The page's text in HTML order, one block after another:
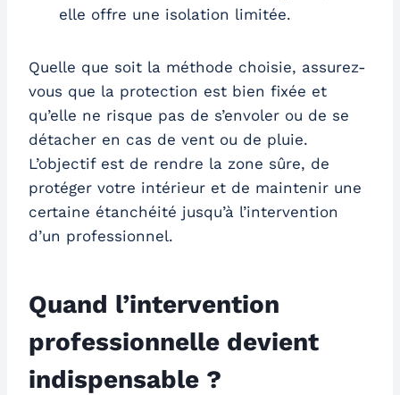
elle offre une isolation limitée.
Quelle que soit la méthode choisie, assurez-
vous que la protection est bien fixée et
qu’elle ne risque pas de s’envoler ou de se
détacher en cas de vent ou de pluie.
L’objectif est de rendre la zone sûre, de
protéger votre intérieur et de maintenir une
certaine étanchéité jusqu’à l’intervention
d’un professionnel.
Quand l’intervention
professionnelle devient
indispensable ?